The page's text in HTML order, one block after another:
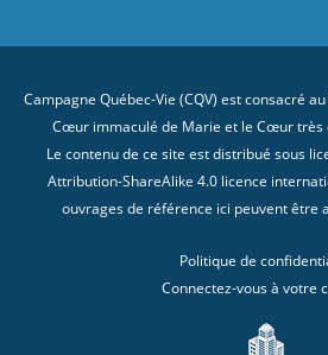
Campagne Québec-Vie (CQV) est consacré
Cœur immaculé de Marie et le Cœur très
Le contenu de ce site est distribué sous
Attribution-ShareAlike 4.0 licence
ouvrages de référence ici peuvent être
Politique de
Connectez-vous à votre